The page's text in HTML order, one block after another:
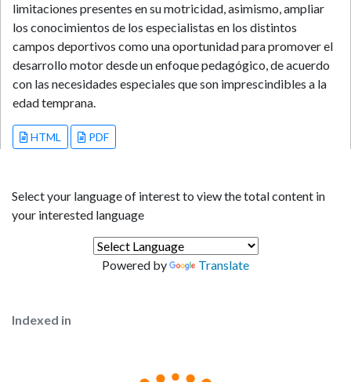
limitaciones presentes en su motricidad, asimismo, ampliar
los conocimientos de los especialistas en los distintos
campos deportivos como una oportunidad para promover el
desarrollo motor desde un enfoque pedagógico, de acuerdo
con las necesidades especiales que son imprescindibles a la
edad temprana.
HTML PDF
Select your language of interest to view the total content in
your interested language
Powered by Translate
Indexed in